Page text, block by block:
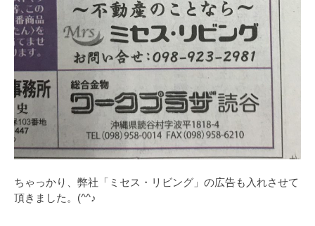
ちゃっかり、弊社「ミセス・リビング」の広告も入れさせて
頂きました。(^^♪